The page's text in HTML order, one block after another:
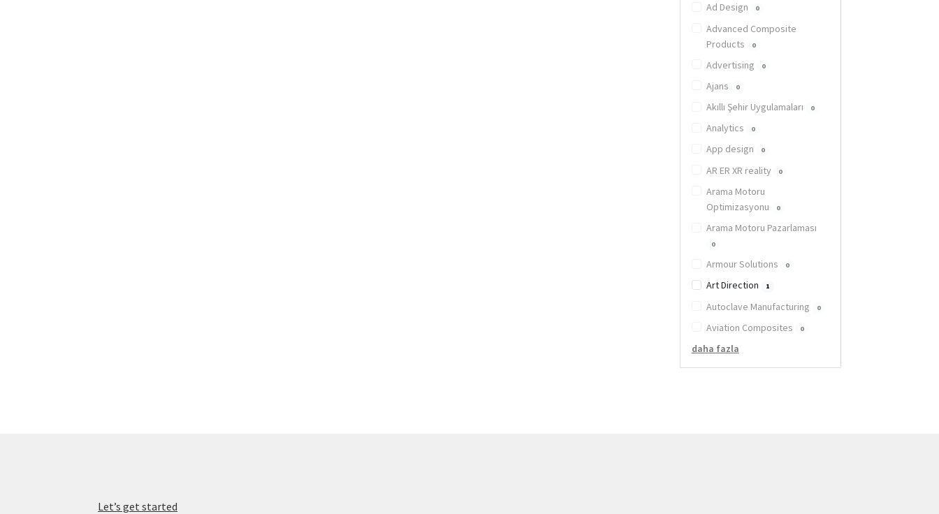
Ad Design 0
Advanced Composite
Products
0
Advertising 0
Ajans 0
Akıllı Şehir Uygulamaları 0
Analytics 0
App design 0
AR ER XR reality 0
Arama Motoru
Optimizasyonu
0
Arama Motoru Pazarlaması
0
Armour Solutions 0
Art Direction 1
Autoclave Manufacturing 0
Aviation Composites 0
daha fazla
Let’s get started